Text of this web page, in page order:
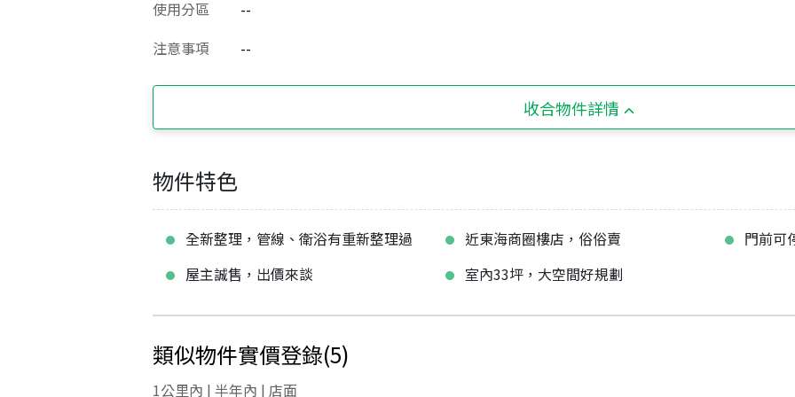
使用分區
--
注意事項
--
收合物件詳情
物件特色
全新整理，管線、衛浴有重新整理過 近東海商圈樓店，俗俗賣
門前可
屋主誠售，出價來談
室內33坪，大空間好規劃
類似物件實價登錄(5)
1公里內 | 半年內 | 店面